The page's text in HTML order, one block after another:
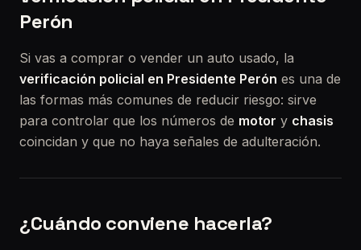
Perón
Si vas a comprar o vender un auto usado, la
verificación policial en Presidente Perón es una de
las formas más comunes de reducir riesgo: sirve
para controlar que los números de motor y chasis
coincidan y que no haya señales de adulteración.
¿Cuándo conviene hacerla?